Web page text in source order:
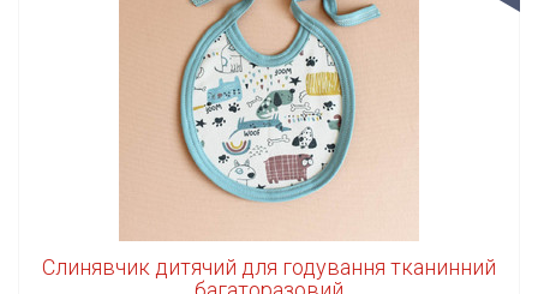
Слинявчик дитячий для годування тканинний